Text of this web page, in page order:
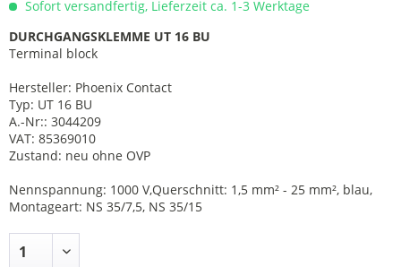
Sofort versandfertig, Lieferzeit ca. 1-3 Werktage
DURCHGANGSKLEMME UT 16 BU
Terminal block
Hersteller: Phoenix Contact
Typ: UT 16 BU
A.-Nr:: 3044209
VAT: 85369010
Zustand: neu ohne OVP
Nennspannung: 1000 V,Querschnitt: 1,5 mm² - 25 mm², blau,
Montageart: NS 35/7,5, NS 35/15